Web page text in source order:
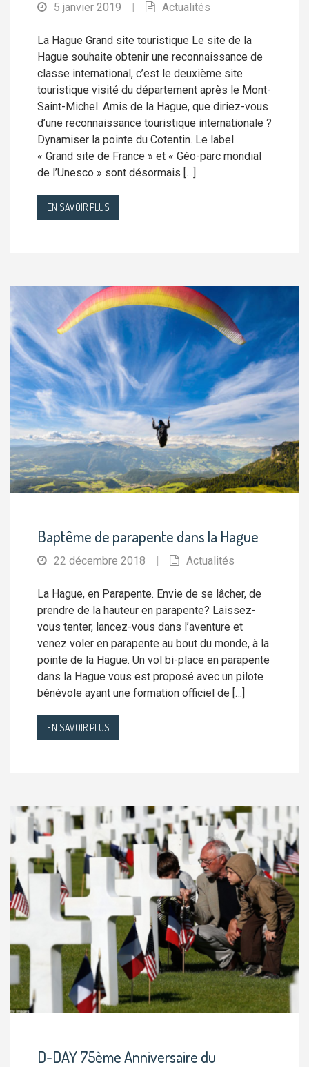
5 janvier 2019 | Actualités
La Hague Grand site touristique Le site de la
Hague souhaite obtenir une reconnaissance de
classe international, c’est le deuxième site
touristique visité du département après le Mont-
Saint-Michel. Amis de la Hague, que diriez-vous
d’une reconnaissance touristique internationale ?
Dynamiser la pointe du Cotentin. Le label
« Grand site de France » et « Géo-parc mondial
de l’Unesco » sont désormais […]
EN SAVOIR PLUS
Baptême de parapente dans la Hague
22 décembre 2018 | Actualités
La Hague, en Parapente. Envie de se lâcher, de
prendre de la hauteur en parapente? Laissez-
vous tenter, lancez-vous dans l’aventure et
venez voler en parapente au bout du monde, à la
pointe de la Hague. Un vol bi-place en parapente
dans la Hague vous est proposé avec un pilote
bénévole ayant une formation officiel de […]
EN SAVOIR PLUS
D-DAY 75ème Anniversaire du